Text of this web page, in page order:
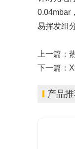
0.04mbar
易挥发组
上一篇：
下一篇：
产品